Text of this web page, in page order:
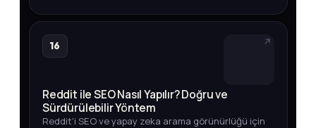
16
Reddit ile SEO Nasıl Yapılır? Doğru ve
Sürdürülebilir Yöntem
Reddit'i SEO ve yapay zeka arama görünürlüğü için